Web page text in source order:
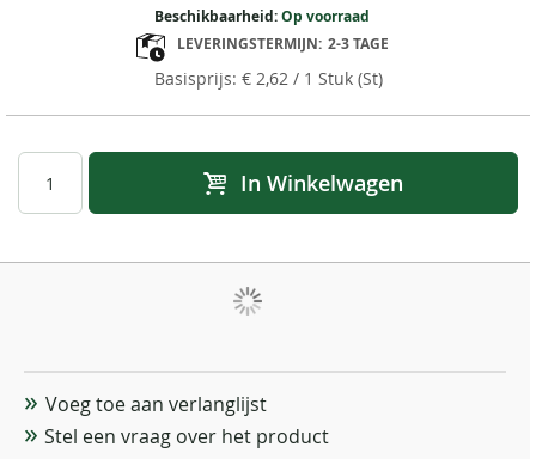
€ 2,62/ 1 Stuk (St)
Beschikbaarheid:Op voorraad
LEVERINGSTERMIJN: 2-3 TAGE
In Winkelwagen
Voeg toe aan verlanglijst
Stel een vraag over het product